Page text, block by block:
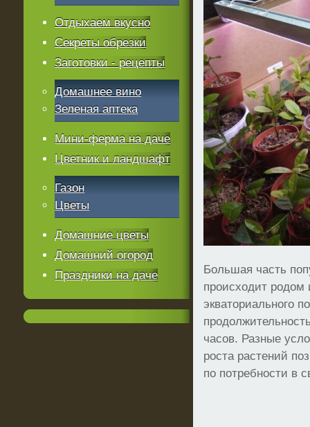
Большая часть
происходит родом
экваториального
часов. Разные
роста растений
по потребности в
Отдыхаем вкусно
Секреты обрезки
Заготовки - рецепты
Домашнее вино
Зеленая аптека
Мини-ферма на даче
Цветник и ландшафт
Газон
Цветы
Домашние цветы
Домашний огород
Праздники на даче